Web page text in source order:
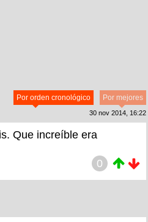
Por mejores
Por orden cronológico
30 nov 2014, 16:22
Que increíble era
0